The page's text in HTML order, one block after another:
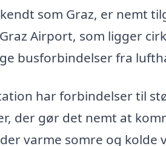
kendt som Graz, er nemt
Airport, som ligger
busforbindelser fra
har forbindelser til
der gør det nemt at
varme somre og